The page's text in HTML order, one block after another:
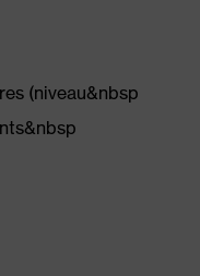
(niveau&nbsp